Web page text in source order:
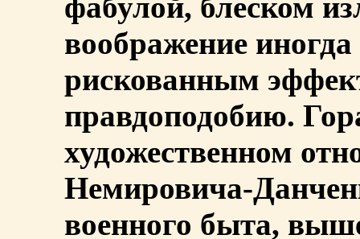
фабулой, блеском
воображение
рискованным
правдоподобию.
художественном
Немировича-
военного быта,